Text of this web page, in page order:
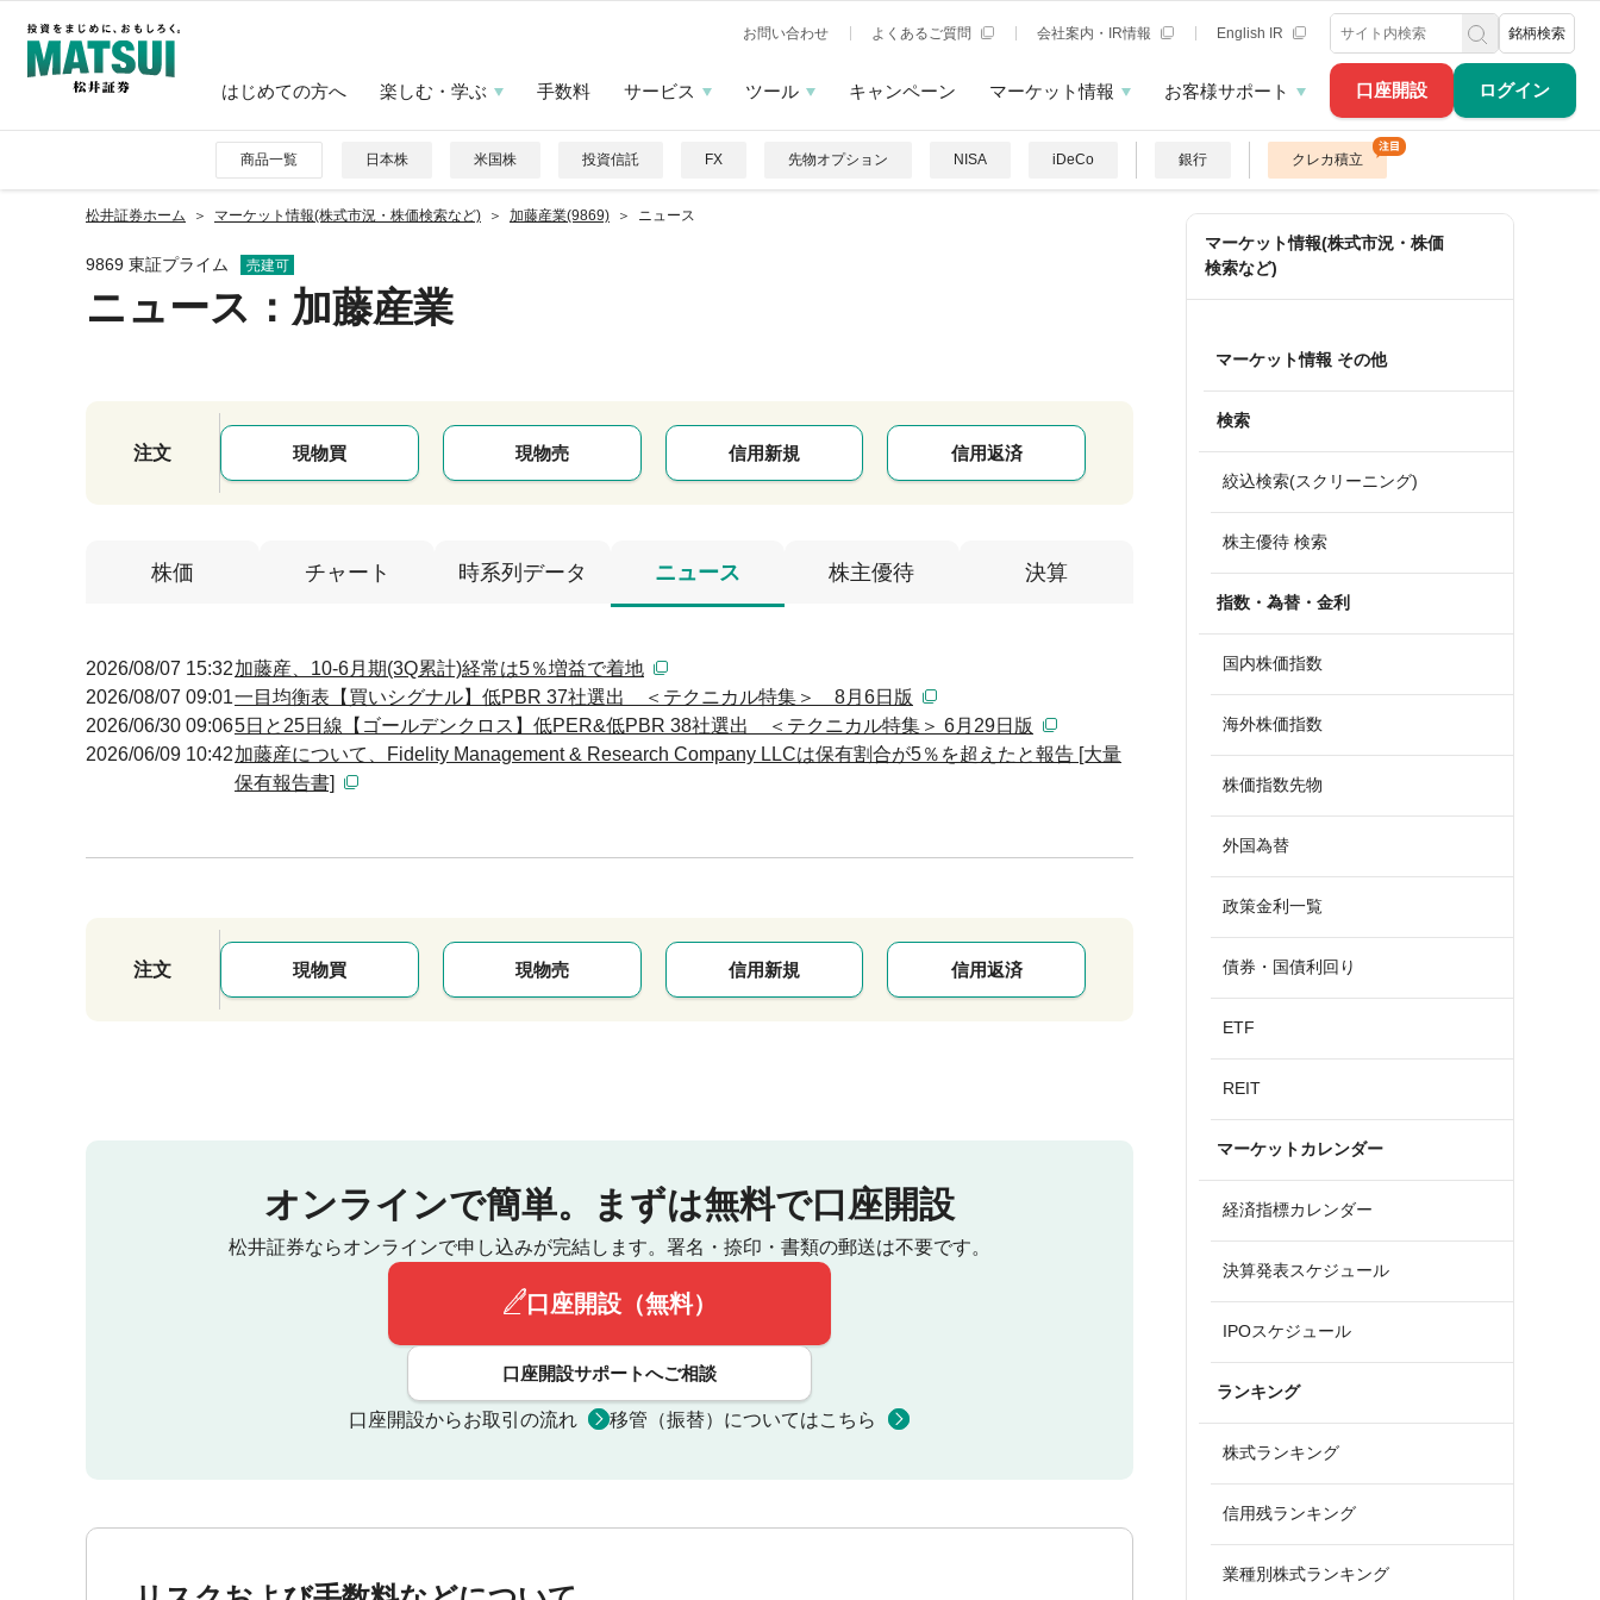
口座開設 ログイン
お問い合わせ よくあるご質問 会社案内・IR情報 English IR 銘柄検索
はじめての方へ 楽しむ・学ぶ 手数料 サービス ツール キャンペーン マーケット情報 お客様サポート
商品一覧 日本株 米国株 投資信託 FX 先物オプション NISA iDeCo 銀行 クレカ積立
松井証券ホーム マーケット情報(株式市況・株価検索など) 加藤産業(9869) ニュース
9869 東証プライム 売建可
ニュース ：加藤産業
注文 現物買 現物売 信用新規 信用返済
株価 チャート 時系列データ ニュース 株主優待 決算
2026/08/07 15:32加藤産、10-6月期(3Q累計)経常は5％増益で着地
2026/08/07 09:01一目均衡表【買いシグナル】低PBR 37社選出 ＜テクニカル特集＞ 8月6日版
2026/06/30 09:065日と25日線【ゴールデンクロス】低PER&低PBR 38社選出 ＜テクニカル特集＞ 6月29日版
2026/06/09 10:42加藤産について、Fidelity Management & Research Company LLCは保有割合が5％を超えたと報告 [大量
保有報告書]
注文 現物買 現物売 信用新規 信用返済
オンラインで簡単。 まずは無料で口座開設
松井証券ならオンラインで申し込みが完結します。 署名・捺印・書類の郵送は不要です。
口座開設（無料）
口座開設サポートへご相談
口座開設からお取引の流れ 移管（振替）についてはこちら
マーケット情報(株式市況・株価
検索など)
マーケット情報 その他
検索
絞込検索(スクリーニング)
株主優待 検索
指数・為替・金利
国内株価指数
海外株価指数
株価指数先物
外国為替
政策金利一覧
債券・国債利回り
ETF
REIT
マーケットカレンダー
経済指標カレンダー
決算発表スケジュール
IPOスケジュール
ランキング
株式ランキング
信用残ランキング
業種別株式ランキング